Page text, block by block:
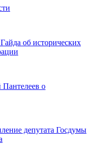
об исторических
о
депутата Госдумы